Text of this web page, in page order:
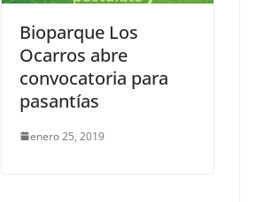
Bioparque Los
Ocarros abre
convocatoria para
pasantías
enero 25, 2019